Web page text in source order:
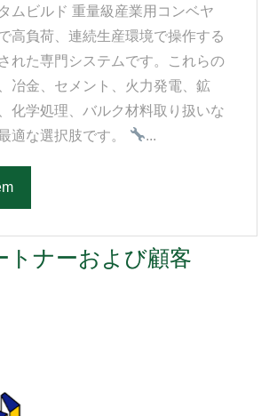
ムビルド 重量級産業用コンベヤ
高負荷、連続生産環境で操作する
れた専門システムです。これらの
冶金、セメント、火力発電、鉱
化学処理、バルク材料取り扱いな
適な選択肢です。
...
トナーおよび顧客